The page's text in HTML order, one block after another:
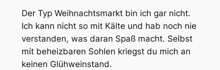
Der Typ Weihnachtsmarkt bin ich gar nicht.
Ich kann nicht so mit Kälte und hab noch nie
verstanden, was daran Spaß macht. Selbst
mit beheizbaren Sohlen kriegst du mich an
keinen Glühweinstand.